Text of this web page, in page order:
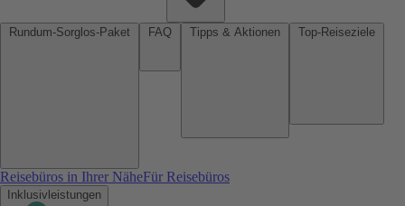
Reisebüros in Ihrer NäheFür Reisebüros
Inklusivleistungen